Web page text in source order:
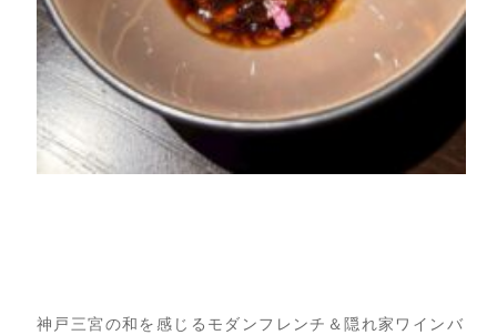
神戸三宮の和を感じるモダンフレンチ＆隠れ家ワインバ